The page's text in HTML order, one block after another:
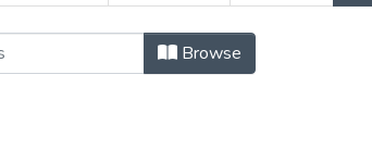
"acción integral"
Browse